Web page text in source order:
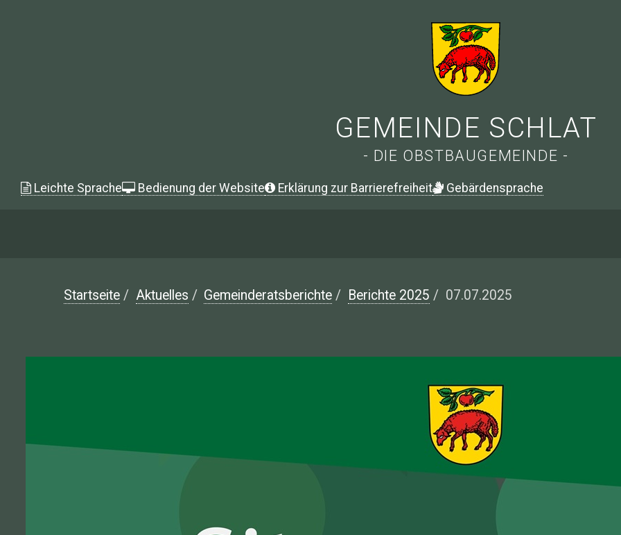
GEMEINDE SCHLAT
- DIE OBSTBAUGEMEINDE -
Leichte Sprache Bedienung der Website Erklärung zur Barrierefreiheit Gebärdensprache
Startseite / Aktuelles / Gemeinderatsberichte / Berichte 2025 / 07.07.2025